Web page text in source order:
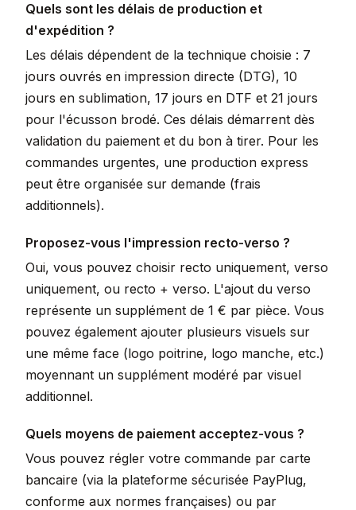
Quels sont les délais de production et
d'expédition ?
Les délais dépendent de la technique choisie : 7
jours ouvrés en impression directe (DTG), 10
jours en sublimation, 17 jours en DTF et 21 jours
pour l'écusson brodé. Ces délais démarrent dès
validation du paiement et du bon à tirer. Pour les
commandes urgentes, une production express
peut être organisée sur demande (frais
additionnels).
Proposez-vous l'impression recto-verso ?
Oui, vous pouvez choisir recto uniquement, verso
uniquement, ou recto + verso. L'ajout du verso
représente un supplément de 1 € par pièce. Vous
pouvez également ajouter plusieurs visuels sur
une même face (logo poitrine, logo manche, etc.)
moyennant un supplément modéré par visuel
additionnel.
Quels moyens de paiement acceptez-vous ?
Vous pouvez régler votre commande par carte
bancaire (via la plateforme sécurisée PayPlug,
conforme aux normes françaises) ou par